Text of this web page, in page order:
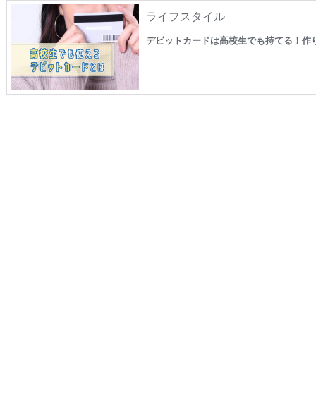
ライフスタイル
デビットカードは高校生でも持てる！作